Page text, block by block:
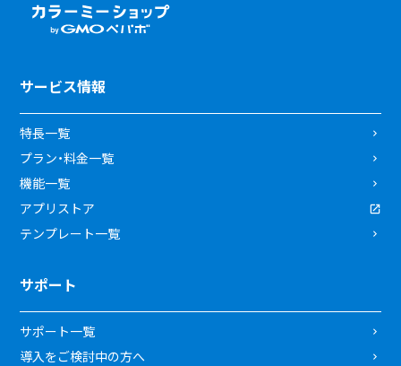
サービス情報
特長一覧
プラン・料金一覧
機能一覧
アプリストア
テンプレート一覧
サポート
サポート一覧
導入をご検討中の方へ